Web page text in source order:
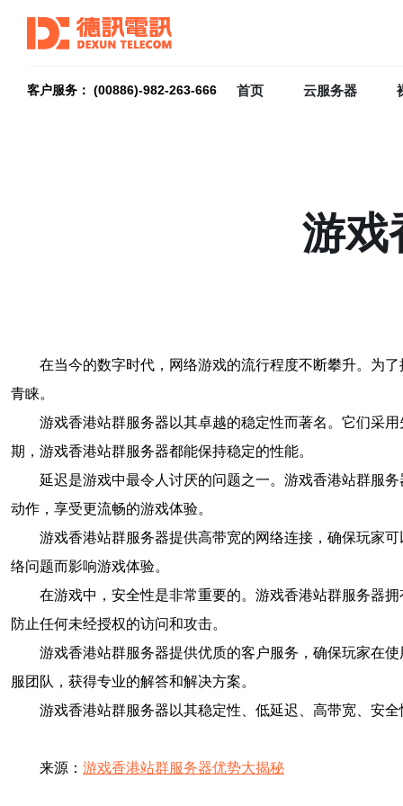
客户服务： (00886)-982-263-666 首页 云服务器
游戏
在当今的数字时代，网络游戏的流行程度不断攀升。为
青睐。
游戏香港站群服务器以其卓越的稳定性而著名。它们采
期，游戏香港站群服务器都能保持稳定的性能。
延迟是游戏中最令人讨厌的问题之一。游戏香港站群服
动作，享受更流畅的游戏体验。
游戏香港站群服务器提供高带宽的网络连接，确保玩家
络问题而影响游戏体验。
在游戏中，安全性是非常重要的。游戏香港站群服务器
防止任何未经授权的访问和攻击。
游戏香港站群服务器提供优质的客户服务，确保玩家在
服团队，获得专业的解答和解决方案。
游戏香港站群服务器以其稳定性、低延迟、高带宽、安
来源： 游戏香港站群服务器优势大揭秘